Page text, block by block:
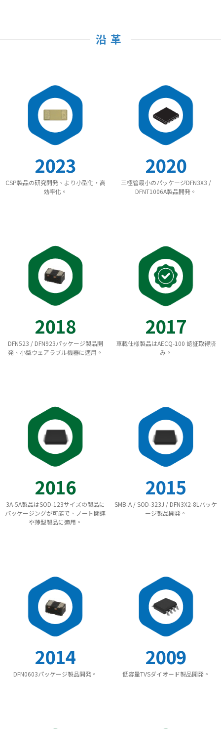
沿革
2023
CSP製品の研究開発、より小型化・高
効率化。
2020
三極管最小のパッケージDFN3X3 /
DFNT1006A製品開発。
2018
DFN523 / DFN923パッケージ製品開
発、小型ウェアラブル機器に適用。
2017
車載仕様製品はAECQ-100 認証取得済
み。
2016
3A-5A製品はSOD-123サイズの製品に
パッケージングが可能で、ノート関連
や薄型製品に適用。
2015
SMB-A / SOD-323J / DFN3X2-8Lパッケ
ージ製品開発。
2014
DFN0603パッケージ製品開発。
2009
低容量TVSダイオード製品開発。